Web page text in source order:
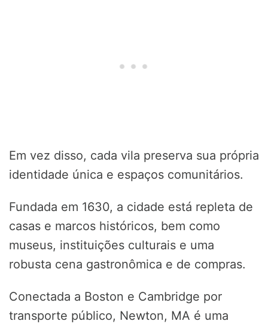
Em vez disso, cada vila preserva sua própria
identidade única e espaços comunitários.
Fundada em 1630, a cidade está repleta de
casas e marcos históricos, bem como
museus, instituições culturais e uma
robusta cena gastronômica e de compras.
Conectada a Boston e Cambridge por
transporte público, Newton, MA é uma